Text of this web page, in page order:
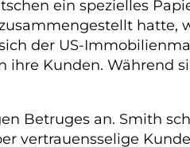
ein spezielles
hatte,
der US-
Kunden. Während
Betruges an. Smith
vertrauensselige